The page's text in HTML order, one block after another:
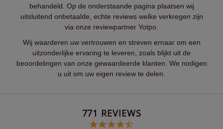
behandeld. Op de onderstaande pagina plaatsen wij
uitsluitend onbetaalde, echte reviews welke verkregen zijn
via onze reviewpartner Yotpo.
Wij waarderen uw vertrouwen en streven ernaar om een
uitzonderlijke ervaring te leveren, zoals blijkt uit de
beoordelingen van onze gewaardeerde klanten. We nodigen
u uit om uw eigen review te delen.
4.6 star rating
771 REVIEWS